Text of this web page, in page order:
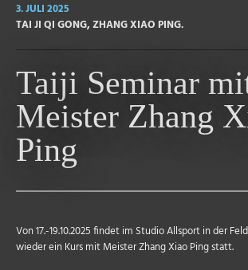
3. JULI 2025
TAI JI QI GONG,ZHANG XIAO PING.
Taiji Seminar
Meister Zhang
Ping
Von 17.-19.10.2025 findet im Studio Allsport in der
wieder ein Kurs mit Meister Zhang Xiao Ping statt.